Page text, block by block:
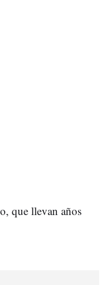
que llevan años